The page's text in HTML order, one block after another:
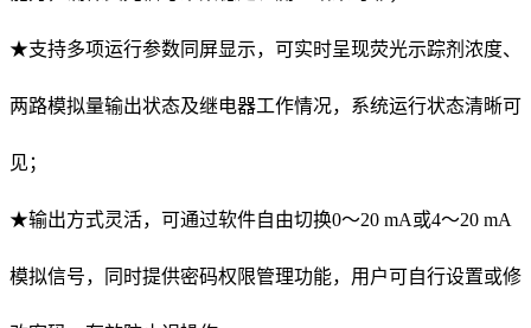
★支持多项运行参数同屏显示，可实时呈现荧光示踪剂浓度、
两路模拟量输出状态及继电器工作情况，系统运行状态清晰可
见；
★输出方式灵活，可通过软件自由切换0～20 mA或4～20 mA
模拟信号，同时提供密码权限管理功能，用户可自行设置或修